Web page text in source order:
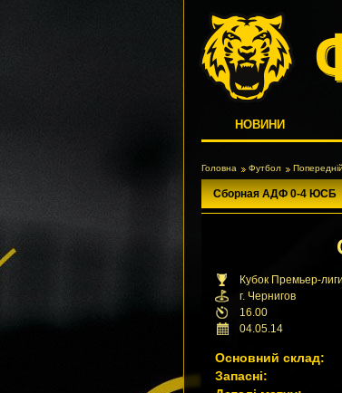
НОВИНИ
Головна Футбол
Сборная АДФ 0-4 ЮСБ
Кубок Премьер-лиги
г. Чернигов
16.00
04.05.14
Основний склад:
Запасні: